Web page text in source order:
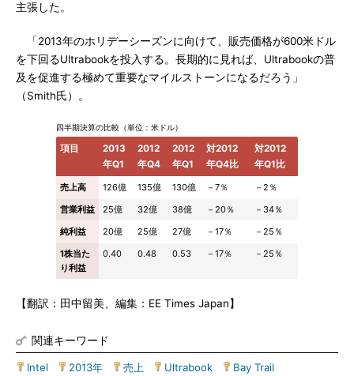
主張した。
「2013年のホリデーシーズンに向けて、販売価格が600米ドル
を下回るUltrabookを投入する。長期的に見れば、Ultrabookの普
及を促進する極めて重要なマイルストーンになるだろう」
（Smith氏）。
四半期決算の比較（単位：米ドル）
項目
2013
年Q1
2012
年Q4
2012
年Q1
対2012
年Q4比
対2012
年Q1比
売上高 126億 135億 130億 －7％
－2％
営業利益
25億 32億 38億 －20％
－34％
純利益
20億 25億 27億 －17％
－25％
1株当た
り利益
0.40 0.48 0.53 －17％ －25％
【翻訳：田中留美、編集：EE Times Japan】
関連キーワード
Intel 2013年 売上 Ultrabook Bay Trail